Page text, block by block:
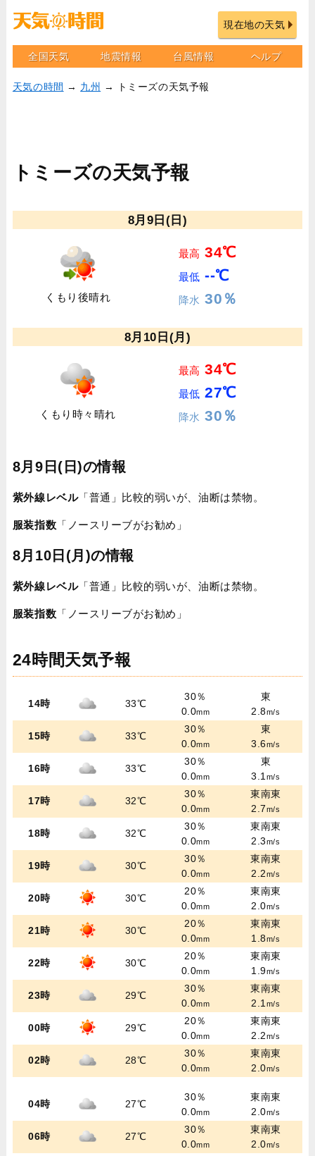
現在地の天気
全国天気 地震情報 台風情報 ヘルプ
天気の時間 → 九州 → トミーズの天気予報
トミーズの天気予報
8月9日(日)
くもり後晴れ
最高 34℃
最低 --℃
降水 30％
8月10日(月)
くもり時々晴れ
最高 34℃
最低 27℃
降水 30％
8月9日(日)の情報
紫外線レベル「普通」比較的弱いが、油断は禁物。
服装指数 「ノースリーブがお勧め」
8月10日(月)の情報
紫外線レベル「普通」比較的弱いが、油断は禁物。
服装指数 「ノースリーブがお勧め」
24時間天気予報
14時 33℃
30％
0.0mm
東
2.8m/s
15時 33℃
30％
0.0mm
東
3.6m/s
16時 33℃
30％
0.0mm
東
3.1m/s
17時 32℃
30％
0.0mm
東南東
2.7m/s
18時 32℃
30％
0.0mm
東南東
2.3m/s
19時 30℃
30％
0.0mm
東南東
2.2m/s
20時 30℃
20％
0.0mm
東南東
2.0m/s
21時 30℃
20％
0.0mm
東南東
1.8m/s
22時 30℃
20％
0.0mm
東南東
1.9m/s
23時 29℃
30％
0.0mm
東南東
2.1m/s
00時 29℃
20％
0.0mm
東南東
2.2m/s
02時 28℃
30％
0.0mm
東南東
2.0m/s
04時 27℃
30％
0.0mm
東南東
2.0m/s
06時 27℃
30％
0.0mm
東南東
2.0m/s